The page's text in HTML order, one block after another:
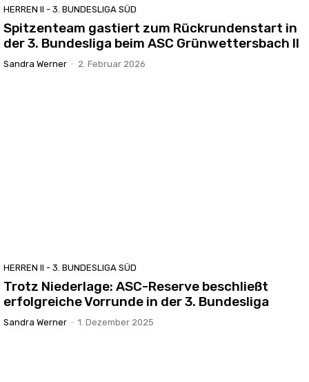
HERREN II - 3. BUNDESLIGA SÜD
Spitzenteam gastiert zum Rückrundenstart in
der 3. Bundesliga beim ASC Grünwettersbach II
Sandra Werner - 2. Februar 2026
HERREN II - 3. BUNDESLIGA SÜD
Trotz Niederlage: ASC-Reserve beschließt
erfolgreiche Vorrunde in der 3. Bundesliga
Sandra Werner - 1. Dezember 2025